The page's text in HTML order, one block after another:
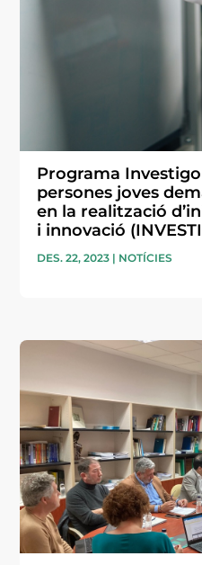
Programa
persones joves
en la realització
i innovació
DES. 22, 2023 | NOTÍCIES